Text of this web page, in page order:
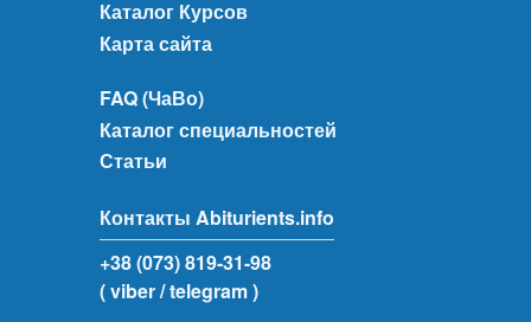
Каталог Курсов
Карта сайта
FAQ (ЧаВо)
Каталог специальностей
Статьи
Контакты Abiturients.info
+38 (073) 819-31-98
( viber/ telegram )